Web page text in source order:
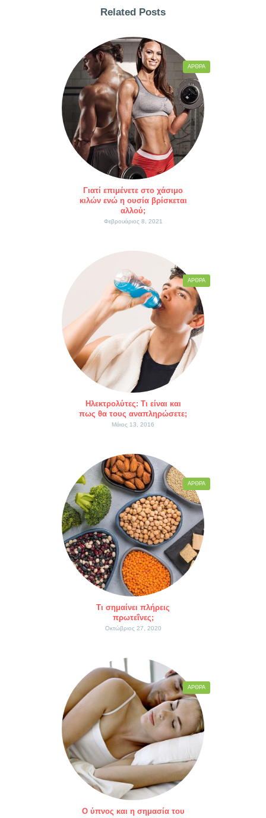
Related Posts
Γιατί επιμένετε στο χάσιμο
κιλών ενώ η ουσία βρίσκεται
αλλού;
Φεβρουάριος 8, 2021
ΆΡΘΡΑ
Ηλεκτρολύτες: Τι είναι και
πως θα τους αναπληρώσετε;
Μάιος 13, 2016
ΆΡΘΡΑ
Τι σημαίνει πλήρεις
πρωτεΐνες;
Οκτώβριος 27, 2020
ΆΡΘΡΑ
Ο ύπνος και η σημασία του
ΆΡΘΡΑ